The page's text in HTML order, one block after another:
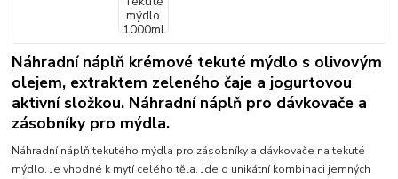
Náhradní náplň krémové tekuté mýdlo s olivovým
olejem, extraktem zeleného čaje a jogurtovou
aktivní složkou. Náhradní náplň pro dávkovače a
zásobníky pro mýdla.
Náhradní náplň tekutého mýdla pro zásobníky a dávkovače na tekuté
mýdlo. Je vhodné k mytí celého těla. Jde o unikátní kombinaci jemných